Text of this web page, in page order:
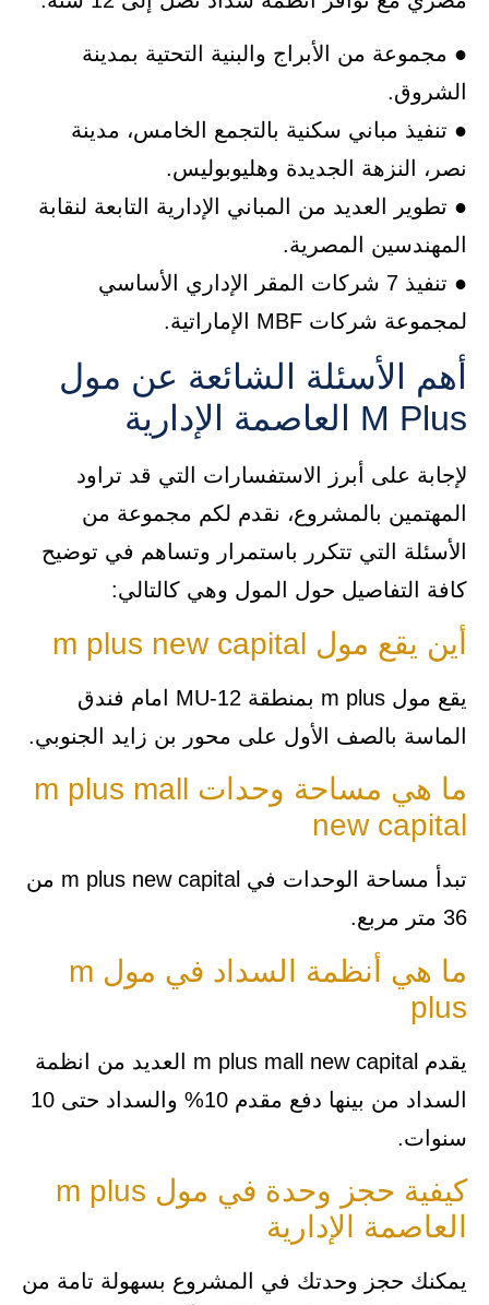
● مجموعة من الأبراج والبنية التحتية بمدينة
الشروق.
● تنفيذ مباني سكنية بالتجمع الخامس، مدينة
نصر، النزهة الجديدة وهليوبوليس.
● تطوير العديد من المباني الإدارية التابعة لنقابة
المهندسين المصرية.
● تنفيذ 7 شركات المقر الإداري الأساسي
لمجموعة شركات MBF الإماراتية.
أهم الأسئلة الشائعة عن مول
M Plus العاصمة الإدارية
لإجابة على أبرز الاستفسارات التي قد تراود
المهتمين بالمشروع، نقدم لكم مجموعة من
الأسئلة التي تتكرر باستمرار وتساهم في توضيح
كافة التفاصيل حول المول وهي كالتالي:
أين يقع مول m plus new capital
يقع مول m plus بمنطقة MU-12 امام فندق
الماسة بالصف الأول على محور بن زايد الجنوبي.
ما هي مساحة وحدات m plus mall
new capital
تبدأ مساحة الوحدات في m plus new capital من
36 متر مربع.
ما هي أنظمة السداد في مول m
plus
يقدم m plus mall new capital العديد من انظمة
السداد من بينها دفع مقدم 10% والسداد حتى 10
سنوات.
كيفية حجز وحدة في مول m plus
العاصمة الإدارية
يمكنك حجز وحدتك في المشروع بسهولة تامة من